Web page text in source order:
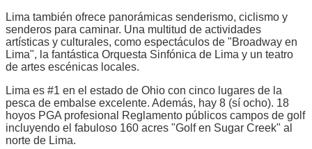
Lima también ofrece panorámicas senderismo, ciclismo y
senderos para caminar. Una multitud de actividades
artísticas y culturales, como espectáculos de "Broadway en
Lima", la fantástica Orquesta Sinfónica de Lima y un teatro
de artes escénicas locales.
Lima es #1 en el estado de Ohio con cinco lugares de la
pesca de embalse excelente. Además, hay 8 (sí ocho). 18
hoyos PGA profesional Reglamento públicos campos de golf
incluyendo el fabuloso 160 acres "Golf en Sugar Creek" al
norte de Lima.